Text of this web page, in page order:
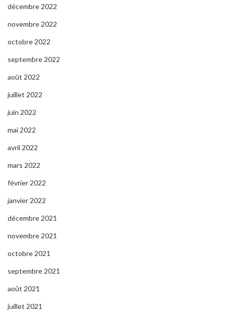
décembre 2022
novembre 2022
octobre 2022
septembre 2022
août 2022
juillet 2022
juin 2022
mai 2022
avril 2022
mars 2022
février 2022
janvier 2022
décembre 2021
novembre 2021
octobre 2021
septembre 2021
août 2021
juillet 2021